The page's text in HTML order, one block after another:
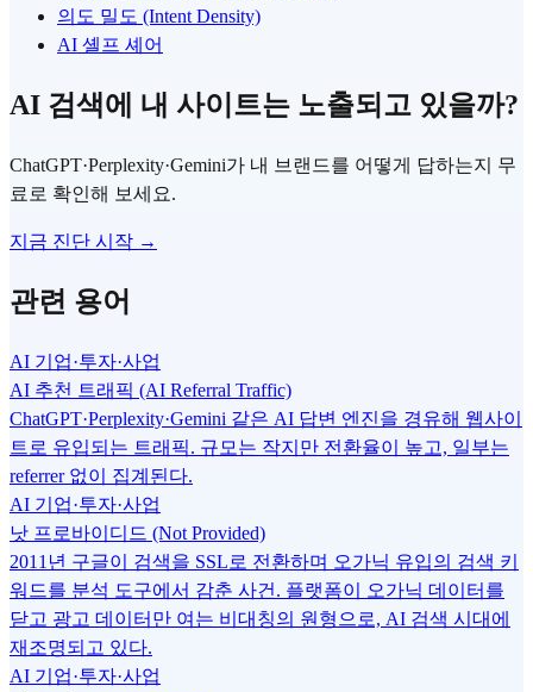
의도 밀도 (Intent Density)
AI 셸프 셰어
AI 검색에 내 사이트는 노출되고 있을까?
ChatGPT·Perplexity·Gemini가 내 브랜드를 어떻게 답하는지 무
료로 확인해 보세요.
지금 진단 시작 →
관련 용어
AI 기업·투자·사업
AI 추천 트래픽 (AI Referral Traffic)
ChatGPT·Perplexity·Gemini 같은 AI 답변 엔진을 경유해 웹사이
트로 유입되는 트래픽. 규모는 작지만 전환율이 높고, 일부는
referrer 없이 집계된다.
AI 기업·투자·사업
낫 프로바이디드 (Not Provided)
2011년 구글이 검색을 SSL로 전환하며 오가닉 유입의 검색 키
워드를 분석 도구에서 감춘 사건. 플랫폼이 오가닉 데이터를
닫고 광고 데이터만 여는 비대칭의 원형으로, AI 검색 시대에
재조명되고 있다.
AI 기업·투자·사업